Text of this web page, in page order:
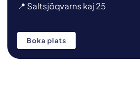
📍 Saltsjöqvarns kaj 25
Boka plats